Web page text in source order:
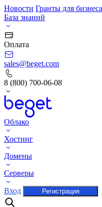
Новости Гранты для бизнеса
База знаний
Оплата
sales@beget.com
8 (800) 700-06-08
Облако
Хостинг
Домены
Серверы
Вход Регистрация